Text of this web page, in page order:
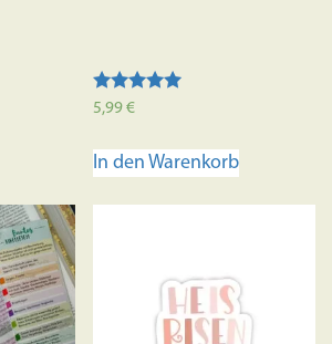
Bewertet mit
5,99€
In den Warenkorb